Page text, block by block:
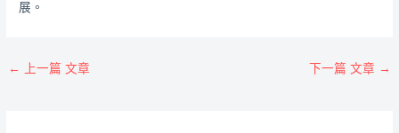
展。
← 上一篇 文章 下一篇 文章 →